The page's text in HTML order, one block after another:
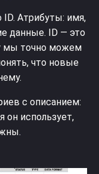
ID. Атрибуты: имя,
данные. ID — это
мы точно можем
что новые
с описанием:
он использует,